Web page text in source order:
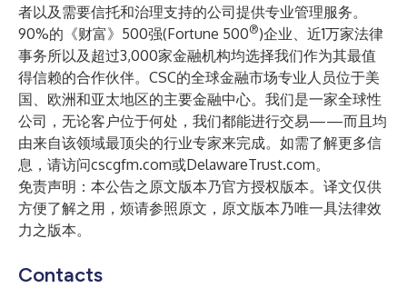
者以及需要信托和治理支持的公司提供专业管理服务。
90%的《财富》500强(Fortune 500®)企业、近1万家法律
事务所以及超过3,000家金融机构均选择我们作为其最值
得信赖的合作伙伴。CSC的全球金融市场专业人员位于美
国、欧洲和亚太地区的主要金融中心。我们是一家全球性
公司，无论客户位于何处，我们都能进行交易——而且均
由来自该领域最顶尖的行业专家来完成。如需了解更多信
息，请访问cscgfm.com或DelawareTrust.com。
免责声明：本公告之原文版本乃官方授权版本。译文仅供
方便了解之用，烦请参照原文，原文版本乃唯一具法律效
力之版本。
Contacts